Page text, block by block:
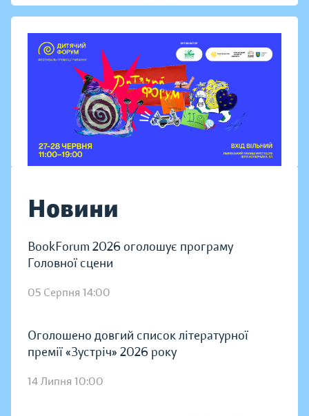
Новини
BookForum 2026 оголошує програму
Головної сцени
05 Серпня 14:00
Оголошено довгий список літературної
премії «Зустріч» 2026 року
14 Липня 10:00